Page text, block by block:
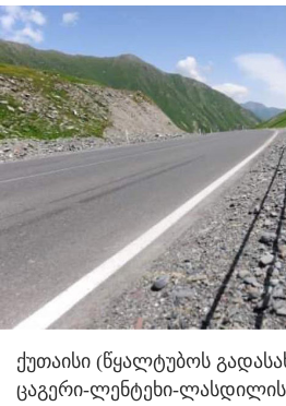
ქუთაისი (წყალტუბოს
ცაგერი-ლენტეხი-